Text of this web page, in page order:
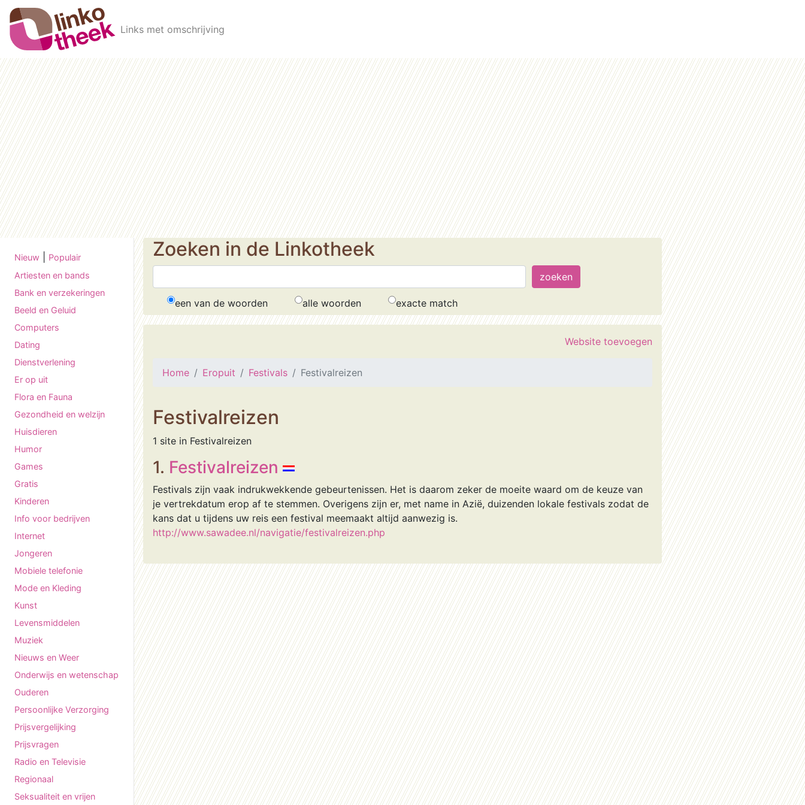
Skip to main content
Links met omschrijving
Nieuw
Populair
Artiesten en bands
Bank en verzekeringen
Beeld en Geluid
Computers
Dating
Dienstverlening
Er op uit
Flora en Fauna
Gezondheid en welzijn
Huisdieren
Humor
Games
Gratis
Kinderen
Info voor bedrijven
Internet
Jongeren
Mobiele telefonie
Mode en Kleding
Kunst
Levensmiddelen
Muziek
Nieuws en Weer
Onderwijs en wetenschap
Ouderen
Persoonlijke Verzorging
Prijsvergelijking
Prijsvragen
Radio en Televisie
Regionaal
Seksualiteit en vrijen
Zoeken in de Linkotheek
een van de woorden alle woorden exacte match
Website toevoegen
Home Eropuit Festivals Festivalreizen
Festivalreizen
1 site in Festivalreizen
1. Festivalreizen
Festivals zijn vaak indrukwekkende gebeurtenissen. Het is daarom zeker de moeite waard om de keuze van
je vertrekdatum erop af te stemmen. Overigens zijn er, met name in Azië, duizenden lokale festivals zodat de
kans dat u tijdens uw reis een festival meemaakt altijd aanwezig is.
http://www.sawadee.nl/navigatie/festivalreizen.php